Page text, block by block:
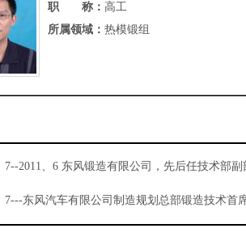
职 称： 高工
所属领域： 热模锻组
7--2011、6 东风锻造有限公司，先后任技术部副
7---东风汽车有限公司制造规划总部锻造技术首